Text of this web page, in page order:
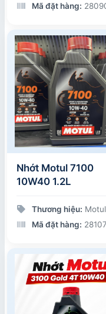
Mã đặt hàng:
Nhớt Motul 7100
10W40 1.2L
Thương hiệu: Motul
Mã đặt hàng: 28107